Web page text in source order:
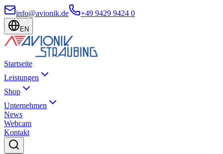
info@avionik.de +49 9429 9424 0
EN
Startseite
Leistungen
Shop
Unternehmen
News
Webcam
Kontakt